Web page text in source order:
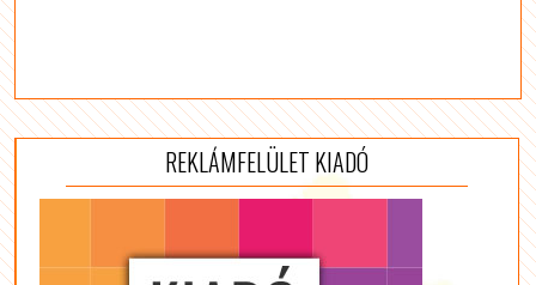
REKLÁMFELÜLET KIADÓ